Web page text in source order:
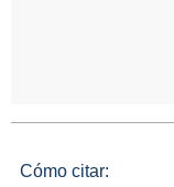
Cómo citar: